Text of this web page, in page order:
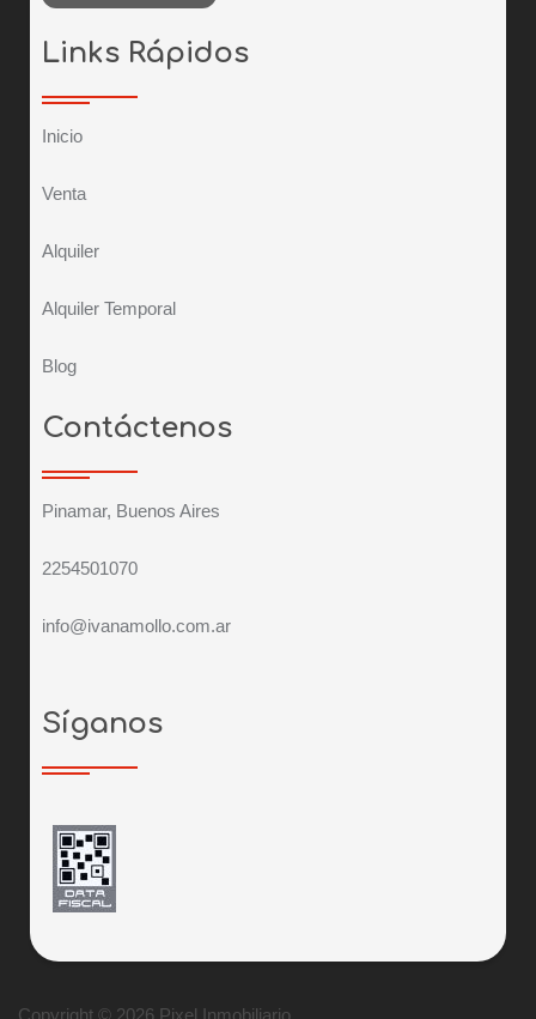
Links Rápidos
Inicio
Venta
Alquiler
Alquiler Temporal
Blog
Contáctenos
Pinamar, Buenos Aires
2254501070
info@ivanamollo.com.ar
Síganos
Copyright © 2026 Pixel Inmobiliario